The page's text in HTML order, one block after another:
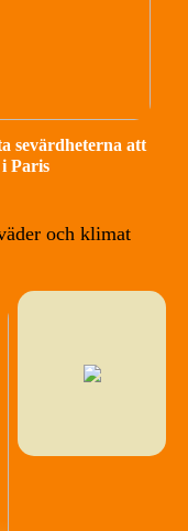
sevärdheterna att
Paris
och klimat